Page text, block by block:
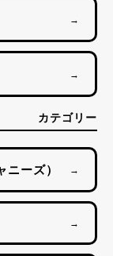
→
→
カテゴリー
ーズ） →
→